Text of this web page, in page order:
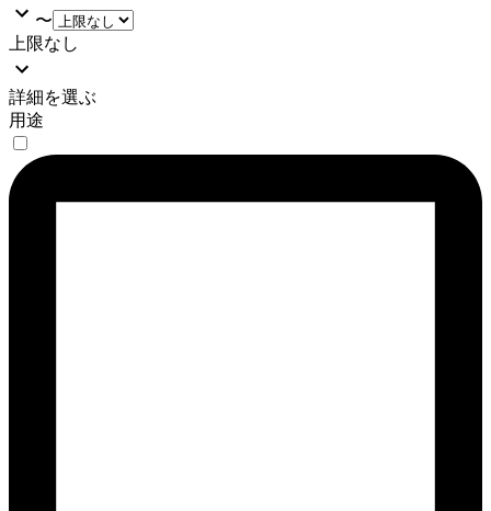
〜
上限なし
詳細を選ぶ
用途